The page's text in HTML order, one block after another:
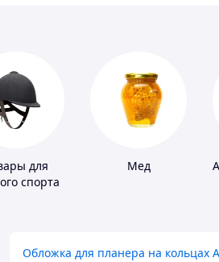
для
спорта
Мед
Обложка для планера на кольцах